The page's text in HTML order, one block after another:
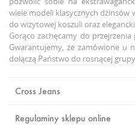
wiele modeli klasycznych dżinsów
do wizytowej koszuli oraz
Gorąco zachęcamy do
Gwarantujemy, że zamówione u
dołączą Państwo do rosnącej
Cross Jeans
Regulaminy sklepu online